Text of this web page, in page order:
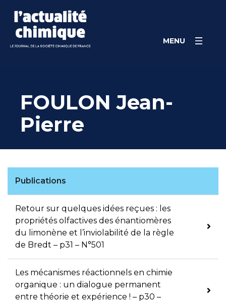
content
MENU
FOULON Jean-
Pierre
Publications
Retour sur quelques idées reçues : les
propriétés olfactives des énantiomères
du limonène et l’inviolabilité de la règle
de Bredt – p31 – N°501
Les mécanismes réactionnels en chimie
organique : un dialogue permanent
entre théorie et expérience ! – p30 –